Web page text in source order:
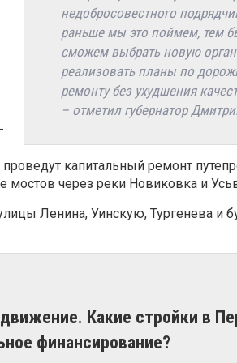
недобросовестного
раньше мы это поймем, тем
сможем выбрать новую
реализовать планы по
ремонту без ухудшения
– отметил губернатор
капитальный ремонт
через реки Новиковка и
Ленина, Уинскую, Тургенева и
Какие стройки в
финансирование?